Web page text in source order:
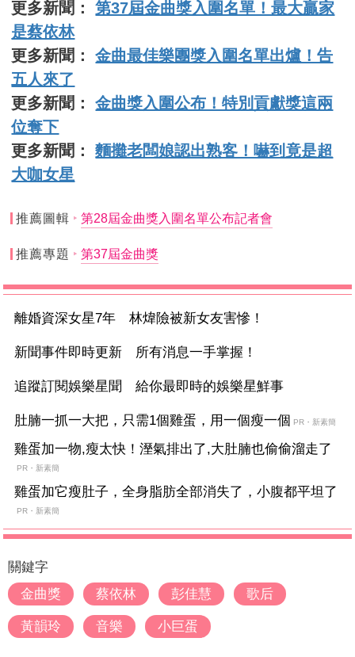
更多新聞：第37屆金曲獎入圍名單！最大贏家
是蔡依林
更多新聞：金曲最佳樂團獎入圍名單出爐！告
五人來了
更多新聞：金曲獎入圍公布！特別貢獻獎這兩
位奪下
更多新聞：麵攤老闆娘認出熟客！嚇到竟是超
大咖女星
推薦圖輯 第28屆金曲獎入圍名單公布記者會
推薦專題 第37屆金曲獎
離婚資深女星7年 林煒險被新女友害慘！
新聞事件即時更新 所有消息一手掌握！
追蹤訂閱娛樂星聞 給你最即時的娛樂星鮮事
肚腩一抓一大把，只需1個雞蛋，用一個瘦一個 PR・新素簡
雞蛋加一物,瘦太快！溼氣排出了,大肚腩也偷偷溜走了
PR・新素簡
雞蛋加它瘦肚子，全身脂肪全部消失了，小腹都平坦了
PR・新素簡
關鍵字
金曲獎
蔡依林 彭佳慧 歌后
黃韻玲 音樂 小巨蛋